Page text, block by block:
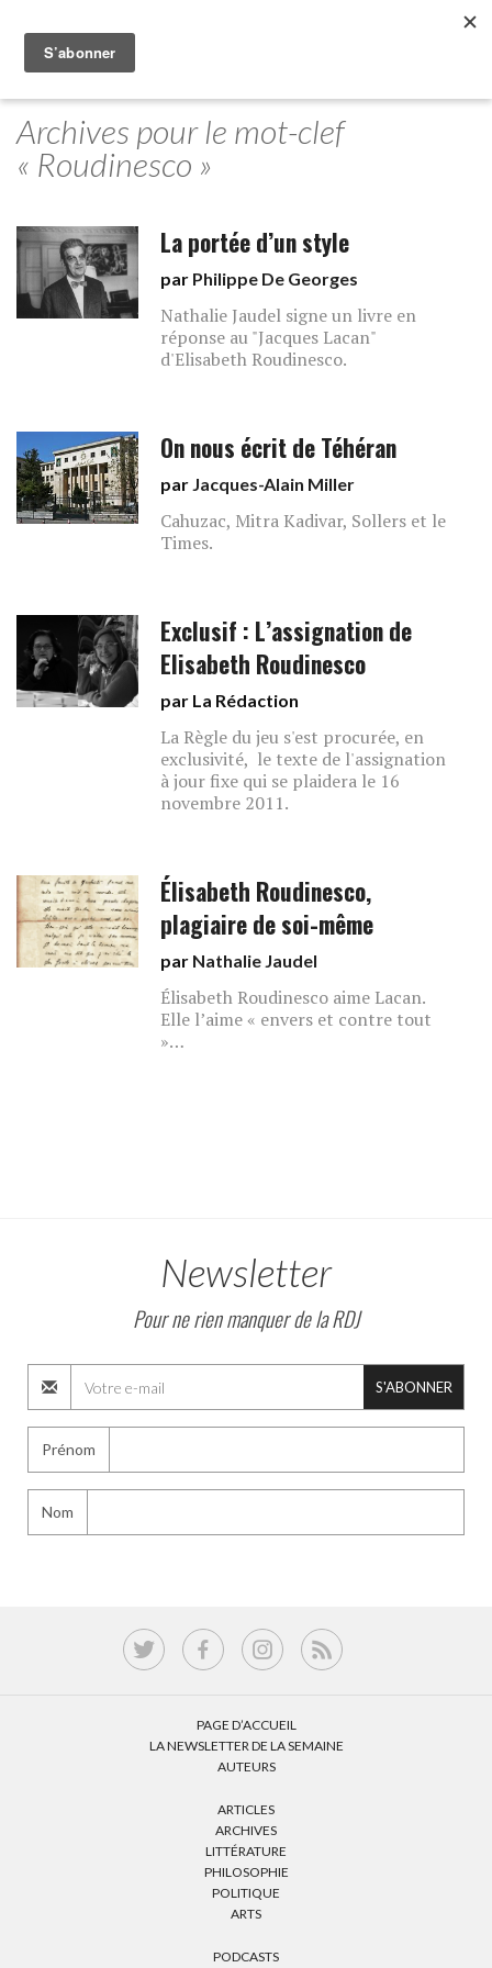
Archives pour le mot-clef
« Roudinesco »
La portée d’un style
par Philippe De Georges
Nathalie Jaudel signe un livre en
réponse au "Jacques Lacan"
d'Elisabeth Roudinesco.
On nous écrit de Téhéran
par Jacques-Alain Miller
Cahuzac, Mitra Kadivar, Sollers et le
Times.
Exclusif : L’assignation de
Elisabeth Roudinesco
par La Rédaction
La Règle du jeu s'est procurée, en
exclusivité, le texte de l'assignation
à jour fixe qui se plaidera le 16
novembre 2011.
Élisabeth Roudinesco,
plagiaire de soi-même
par Nathalie Jaudel
Élisabeth Roudinesco aime Lacan.
Elle l’aime « envers et contre tout
»…
Newsletter
Pour ne rien manquer de la RDJ
S'ABONNER
Prénom
Nom
PAGE D’ACCUEIL
LA NEWSLETTER DE LA SEMAINE
AUTEURS
ARTICLES
ARCHIVES
LITTÉRATURE
PHILOSOPHIE
POLITIQUE
ARTS
PODCASTS